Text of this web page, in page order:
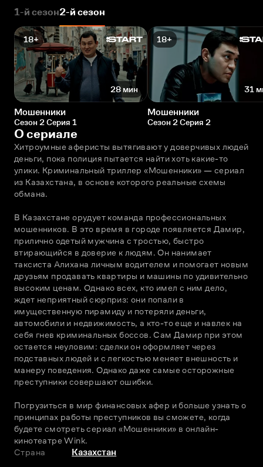
1-й сезон2-й сезон
18+
28 мин
Мошенники
Сезон 2 Серия 1
18+
31
Мошенники
Сезон 2 Серия 2
О сериале
Хитроумные аферисты вытягивают у доверчивых людей
деньги, пока полиция пытается найти хоть какие-то
улики. Криминальный триллер «Мошенники» — сериал
из Казахстана, в основе которого реальные схемы
обмана.
В Казахстане орудует команда профессиональных
мошенников. В это время в городе появляется Дамир,
прилично одетый мужчина с тростью, быстро
втирающийся в доверие к людям. Он нанимает
таксиста Алихана личным водителем и помогает новым
друзьям продавать квартиры и машины по удивительно
высоким ценам. Однако всех, кто имел с ним дело,
ждет неприятный сюрприз: они попали в
имущественную пирамиду и потеряли деньги,
автомобили и недвижимость, а кто-то еще и навлек на
себя гнев криминальных боссов. Сам Дамир при этом
остается неуловим: сделки он оформляет через
подставных людей и с легкостью меняет внешность и
манеру поведения. Однако даже самые осторожные
преступники совершают ошибки.
Погрузиться в мир финансовых афер и больше узнать о
принципах работы преступников вы сможете, когда
будете смотреть сериал «Мошенники» в онлайн-
кинотеатре Wink.
Страна
Казахстан